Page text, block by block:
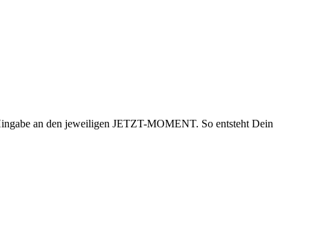
an den jeweiligen JETZT-MOMENT. So entsteht Dein